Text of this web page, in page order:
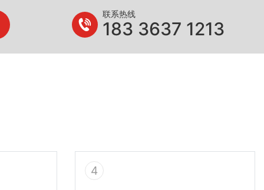
联系热线
183 3637 1213
4